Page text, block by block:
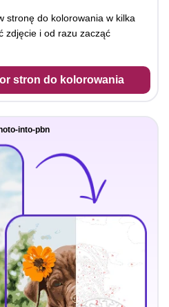
stronę do kolorowania w kilka
zdjęcie i od razu zacząć
stron do kolorowania
into-pbn